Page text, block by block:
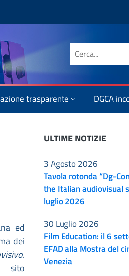
Cerca nel sito
trasparente DGCA
ed
dei
.
ULTIME NOTIZIE
Tavola rotonda “Dg-
the Italian audiovisual
luglio 2026
3 Agosto 2026
Film Education: il 6
EFAD alla Mostra del
Venezia
30 Luglio 2026